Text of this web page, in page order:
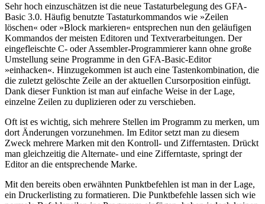
Sehr hoch einzuschätzen ist die neue Tastaturbelegung des GFA-
Basic 3.0. Häufig benutzte Tastaturkommandos wie »Zeilen
löschen« oder »Block markieren« entsprechen nun den geläufigen
Kommandos der meisten Editoren und Textverarbeitungen. Der
eingefleischte C- oder Assembler-Programmierer kann ohne große
Umstellung seine Programme in den GFA-Basic-Editor
»einhacken«. Hinzugekommen ist auch eine Tastenkombination, die
die zuletzt gelöschte Zeile an der aktuellen Cursorposition einfügt.
Dank dieser Funktion ist man auf einfache Weise in der Lage,
einzelne Zeilen zu duplizieren oder zu verschieben.
Oft ist es wichtig, sich mehrere Stellen im Programm zu merken, um
dort Änderungen vorzunehmen. Im Editor setzt man zu diesem
Zweck mehrere Marken mit den Kontroll- und Zifferntasten. Drückt
man gleichzeitig die Alternate- und eine Zifferntaste, springt der
Editor an die entsprechende Marke.
Mit den bereits oben erwähnten Punktbefehlen ist man in der Lage,
ein Druckerlisting zu formatieren. Die Punktbefehle lassen sich wie